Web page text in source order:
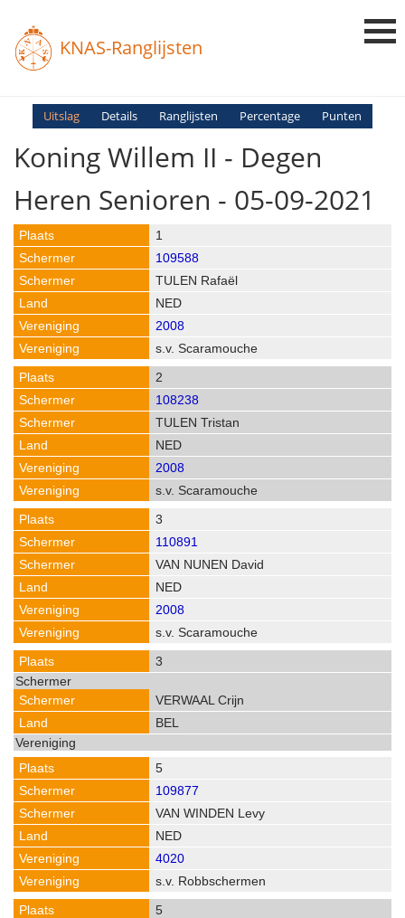
KNAS-Ranglijsten
Login
Uitslag Details Ranglijsten Percentage Punten
Koning Willem II - Degen
Heren Senioren - 05-09-2021
1
109588
TULEN Rafaël
NED
2008
s.v. Scaramouche
2
108238
TULEN Tristan
NED
2008
s.v. Scaramouche
3
110891
VAN NUNEN David
NED
2008
s.v. Scaramouche
3
VERWAAL Crijn
BEL
5
109877
VAN WINDEN Levy
NED
4020
s.v. Robbschermen
5